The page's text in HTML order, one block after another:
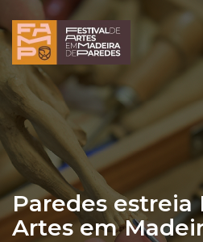
Paredes estreia
Artes em